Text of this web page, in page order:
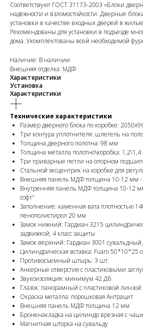
Соответствуют ГОСТ 31173-2003 «Блоки
надежности и взломостойкости. Дверные
установки в качестве входных дверей в
Рекомендованы для установки в подъезде
дома. Укомплектованы всей необходимой
Наличие: В наличии
Внешняя отделка: МДФ
Характеристики
Установка
Характеристики
Технические характеристики
Размер дверного блока по коробке:
Три контура уплотнителя: шлегель на
Толщина дверного полотна: 98 мм
Толщина металла полотно\коробка:
Три приварные петли на опорном
Стальной эксцентрик на коробке для
Внешняя панель МДФ толщина 10-12 мм -
Внутренняя панель МДФ толщина 10-12
софт"
Заполнение: каменная вата плотностью
пенополистирол 20 мм
Замок нижний: Гардиан 3215
задвижкой, 4 класс защиты
Замок верхний: Гардиан 3001
Цилиндрическая вставка: Fuaro 50*10*25
Противосъемный штырь: 3 шт.
Анкерные отверстия с пластиковыми
Звукоизоляция: минимум 42 Дб
Глазок: панорамный с пластиковой линзой
Окраска металла: порошковая Антрацит
Внешняя панель МДФ толщина 12 мм
Броненакладка на цилиндр врезная с
Магнитная шторка на сувальду